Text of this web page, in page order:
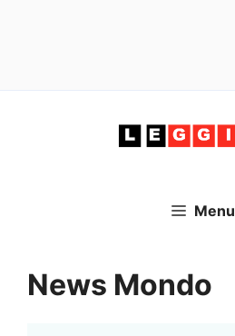
Menu
News Mondo